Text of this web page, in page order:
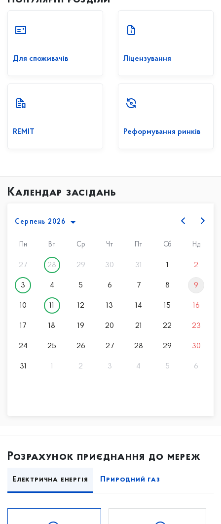
Для споживачів Ліцензування
REMIT Реформування ринків
Календар засідань
«
Серпень 2026 »
Пн Вт Ср Чт Пт Сб Нд
27 28 29 30 31 1 2
3 4 5 6 7 8 9
10 11 12 13 14 15 16
17 18 19 20 21 22 23
24 25 26 27 28 29 30
31 1 2 3 4 5 6
Розрахунок приєднання до мереж
Електрична енергія Природний газ